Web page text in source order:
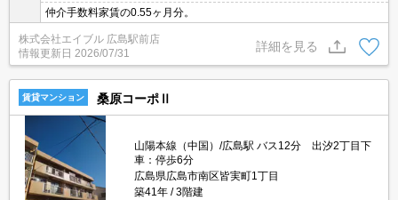
仲介手数料家賃の0.55ヶ月分。
株式会社エイブル 広島駅前店
情報更新日 2026/07/31
詳細を見る
賃貸マンション 桑原コーポⅡ
山陽本線（中国）/広島駅 バス12分 出汐2丁目下
車：停歩6分
広島県広島市南区皆実町1丁目
築41年
3階建